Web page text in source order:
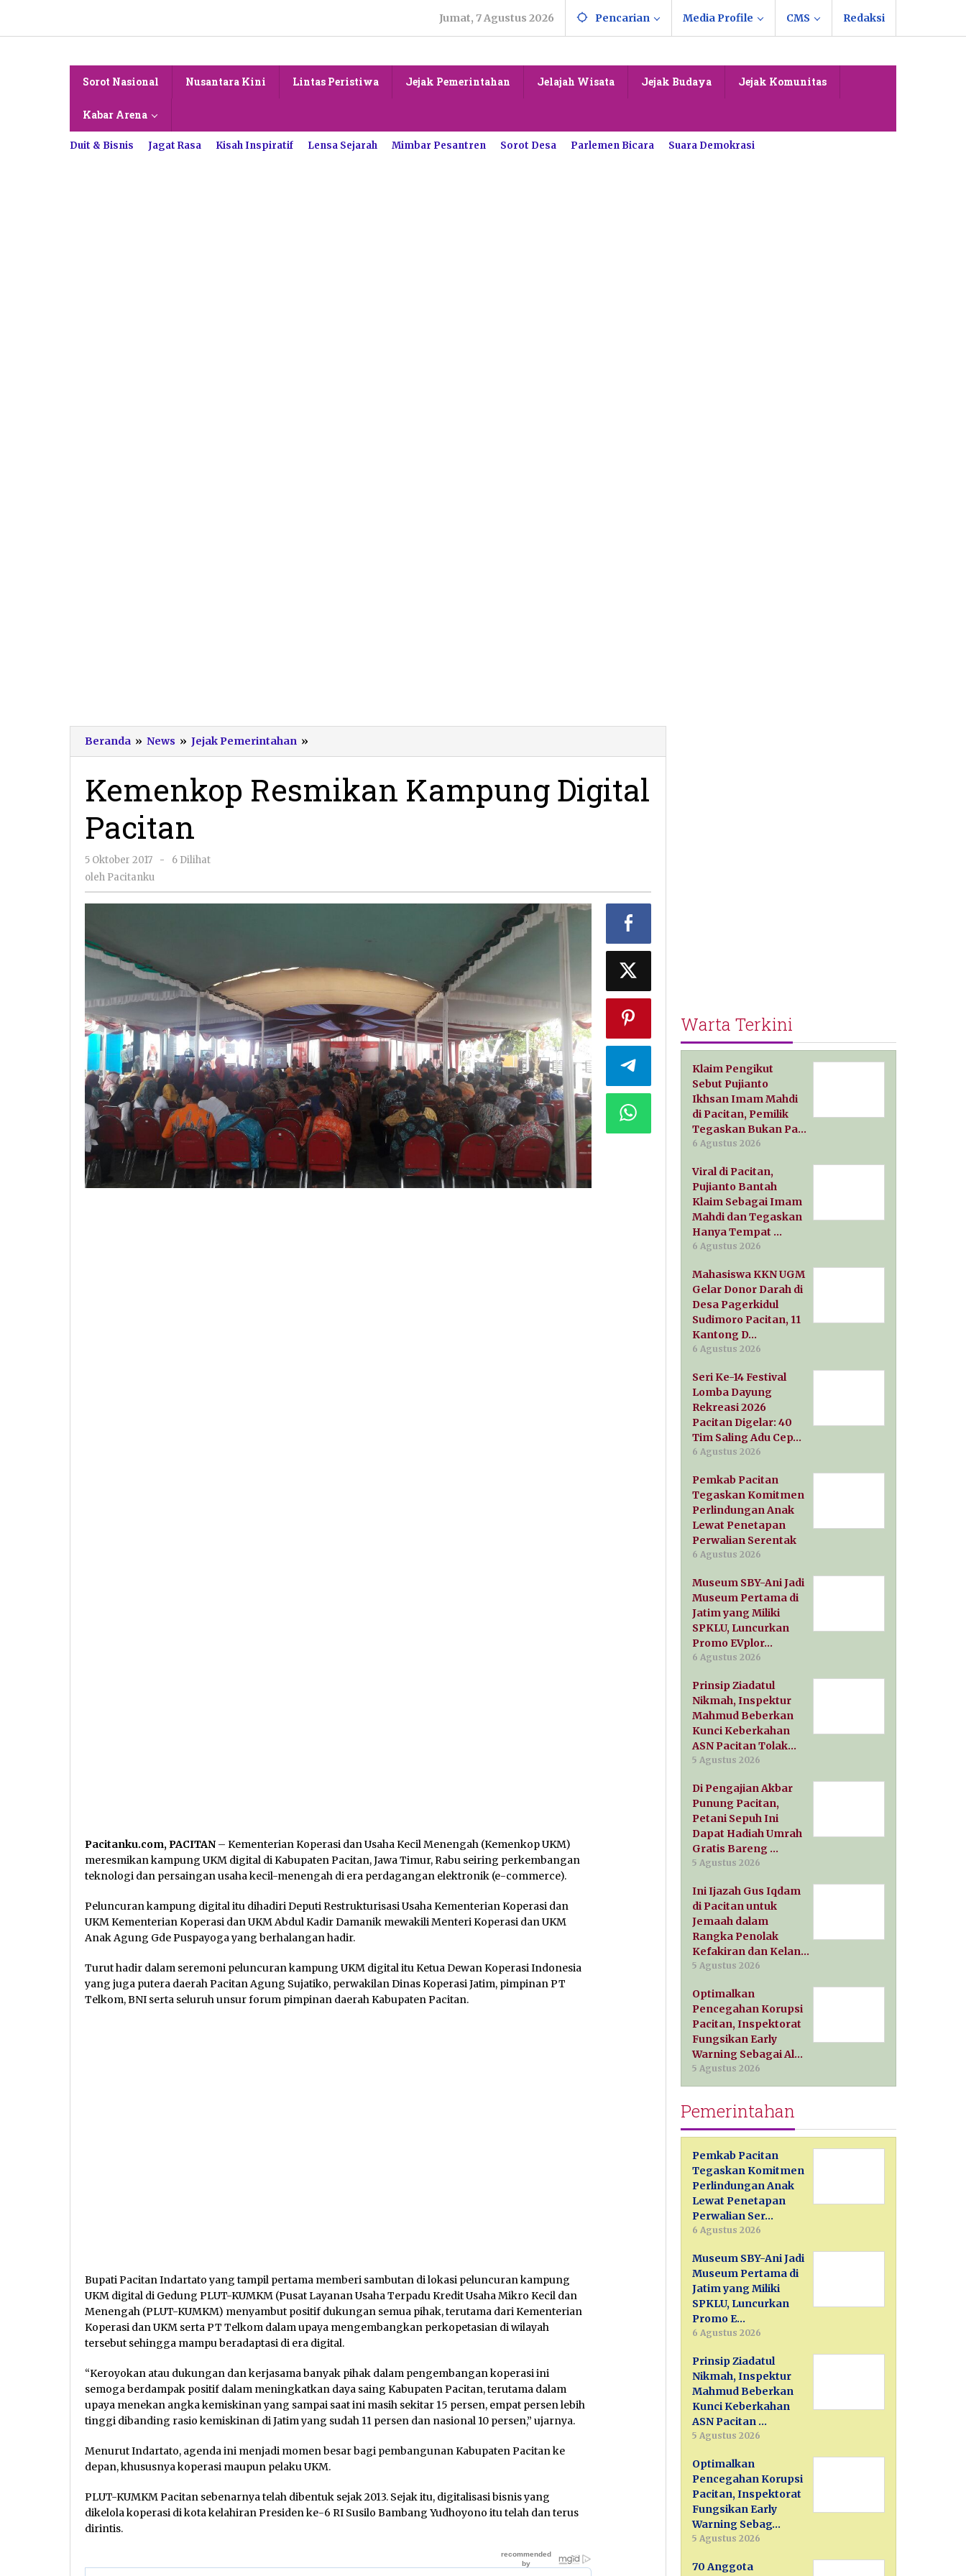
konten
Jumat, 7 Agustus 2026 Pencarian Media Profile CMS Redaksi
Sorot Nasional Nusantara Kini Lintas Peristiwa Jejak Pemerintahan Jelajah Wisata Jejak Budaya Jejak Komunitas
Kabar Arena
Duit & Bisnis Jagat Rasa Kisah Inspiratif Lensa Sejarah Mimbar Pesantren Sorot Desa Parlemen Bicara Suara Demokrasi
Beranda » News » Jejak Pemerintahan »
Resmikan
Digital
Pacitan
Kemenkop Resmikan Kampung Digital
Pacitan
5 Oktober 2017
oleh
-
6 Dilihat
oleh Pacitanku
Pacitanku.com, PACITAN – Kementerian Koperasi dan Usaha Kecil Menengah (Kemenkop UKM)
meresmikan kampung UKM digital di Kabupaten Pacitan, Jawa Timur, Rabu seiring perkembangan
teknologi dan persaingan usaha kecil-menengah di era perdagangan elektronik (e-commerce).
Peluncuran kampung digital itu dihadiri Deputi Restrukturisasi Usaha Kementerian Koperasi dan
UKM Kementerian Koperasi dan UKM Abdul Kadir Damanik mewakili Menteri Koperasi dan UKM
Anak Agung Gde Puspayoga yang berhalangan hadir.
Turut hadir dalam seremoni peluncuran kampung UKM digital itu Ketua Dewan Koperasi Indonesia
yang juga putera daerah Pacitan Agung Sujatiko, perwakilan Dinas Koperasi Jatim, pimpinan PT
Telkom, BNI serta seluruh unsur forum pimpinan daerah Kabupaten Pacitan.
Bupati Pacitan Indartato yang tampil pertama memberi sambutan di lokasi peluncuran kampung
UKM digital di Gedung PLUT-KUMKM (Pusat Layanan Usaha Terpadu Kredit Usaha Mikro Kecil dan
Menengah (PLUT-KUMKM) menyambut positif dukungan semua pihak, terutama dari Kementerian
Koperasi dan UKM serta PT Telkom dalam upaya mengembangkan perkopetasian di wilayah
tersebut sehingga mampu beradaptasi di era digital.
“Keroyokan atau dukungan dan kerjasama banyak pihak dalam pengembangan koperasi ini
semoga berdampak positif dalam meningkatkan daya saing Kabupaten Pacitan, terutama dalam
upaya menekan angka kemiskinan yang sampai saat ini masih sekitar 15 persen, empat persen lebih
tinggi dibanding rasio kemiskinan di Jatim yang sudah 11 persen dan nasional 10 persen,” ujarnya.
Menurut Indartato, agenda ini menjadi momen besar bagi pembangunan Kabupaten Pacitan ke
depan, khususnya koperasi maupun pelaku UKM.
PLUT-KUMKM Pacitan sebenarnya telah dibentuk sejak 2013. Sejak itu, digitalisasi bisnis yang
dikelola koperasi di kota kelahiran Presiden ke-6 RI Susilo Bambang Yudhoyono itu telah dan terus
dirintis.
Warta Terkini
Klaim Pengikut
Sebut Pujianto
Ikhsan Imam Mahdi
di Pacitan, Pemilik
Tegaskan Bukan Pa…
6 Agustus 2026
Viral di Pacitan,
Pujianto Bantah
Klaim Sebagai Imam
Mahdi dan Tegaskan
Hanya Tempat …
6 Agustus 2026
Mahasiswa KKN UGM
Gelar Donor Darah di
Desa Pagerkidul
Sudimoro Pacitan, 11
Kantong D…
6 Agustus 2026
Seri Ke-14 Festival
Lomba Dayung
Rekreasi 2026
Pacitan Digelar: 40
Tim Saling Adu Cep…
6 Agustus 2026
Pemkab Pacitan
Tegaskan Komitmen
Perlindungan Anak
Lewat Penetapan
Perwalian Serentak
6 Agustus 2026
Museum SBY-Ani Jadi
Museum Pertama di
Jatim yang Miliki
SPKLU, Luncurkan
Promo EVplor…
6 Agustus 2026
Prinsip Ziadatul
Nikmah, Inspektur
Mahmud Beberkan
Kunci Keberkahan
ASN Pacitan Tolak…
5 Agustus 2026
Di Pengajian Akbar
Punung Pacitan,
Petani Sepuh Ini
Dapat Hadiah Umrah
Gratis Bareng …
5 Agustus 2026
Ini Ijazah Gus Iqdam
di Pacitan untuk
Jemaah dalam
Rangka Penolak
Kefakiran dan Kelan…
5 Agustus 2026
Optimalkan
Pencegahan Korupsi
Pacitan, Inspektorat
Fungsikan Early
Warning Sebagai Al…
5 Agustus 2026
Pemerintahan
Pemkab Pacitan
Tegaskan Komitmen
Perlindungan Anak
Lewat Penetapan
Perwalian Ser…
6 Agustus 2026
Museum SBY-Ani Jadi
Museum Pertama di
Jatim yang Miliki
SPKLU, Luncurkan
Promo E…
6 Agustus 2026
Prinsip Ziadatul
Nikmah, Inspektur
Mahmud Beberkan
Kunci Keberkahan
ASN Pacitan …
5 Agustus 2026
Optimalkan
Pencegahan Korupsi
Pacitan, Inspektorat
Fungsikan Early
Warning Sebag…
5 Agustus 2026
70 Anggota